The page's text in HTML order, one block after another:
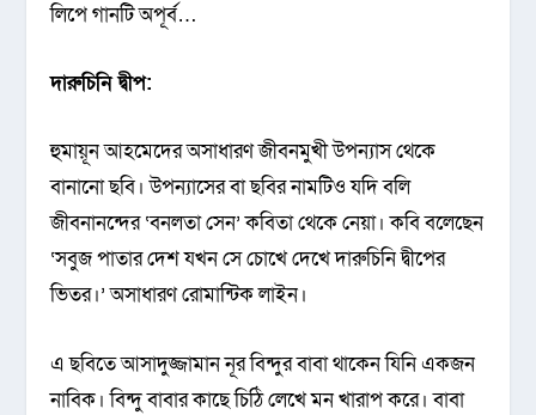
লিপে গানটি অপূর্ব…
দারুচিনি দ্বীপ:
হুমায়ূন আহমেদের অসাধারণ জীবনমুখী উপন্যাস থেকে
বানানো ছবি। উপন্যাসের বা ছবির নামটিও যদি বলি
জীবনানন্দের ‘বনলতা সেন’ কবিতা থেকে নেয়া। কবি বলেছেন
‘সবুজ পাতার দেশ যখন সে চোখে দেখে দারুচিনি দ্বীপের
ভিতর।’ অসাধারণ রোমান্টিক লাইন।
এ ছবিতে আসাদুজ্জামান নূর বিন্দুর বাবা থাকেন যিনি একজন
নাবিক। বিন্দু বাবার কাছে চিঠি লেখে মন খারাপ করে। বাবা